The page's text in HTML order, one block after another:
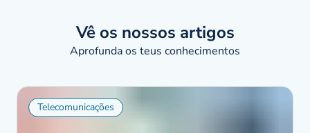
Vê os nossos artigos
Aprofunda os teus conhecimentos
Telecomunicações